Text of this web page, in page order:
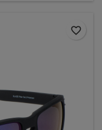
favorite_border